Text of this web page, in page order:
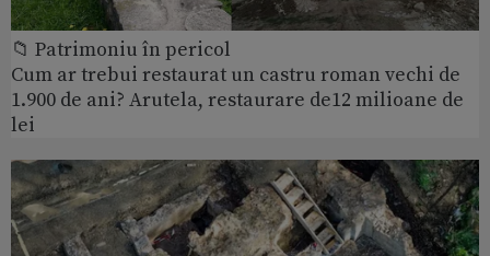
📁 Patrimoniu în pericol
Cum ar trebui restaurat un castru roman vechi de
1.900 de ani? Arutela, restaurare de12 milioane de
lei